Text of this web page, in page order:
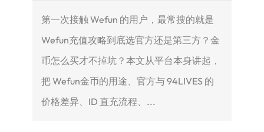
第一次接触 Wefun 的用户，最常搜的就是
Wefun充值攻略到底选官方还是第三方？金
币怎么买才不掉坑？本文从平台本身讲起，
把 Wefun金币的用途、官方与 94LIVES 的
价格差异、ID 直充流程、...